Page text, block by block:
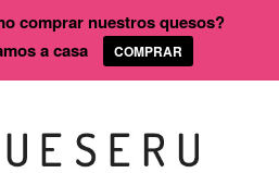
comprar nuestros quesos?
a casa
COMPRAR